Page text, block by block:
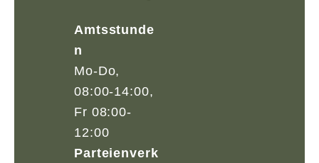
Amtsstunde
n
Mo-Do,
08:00-14:00,
Fr 08:00-
12:00
Parteienverk